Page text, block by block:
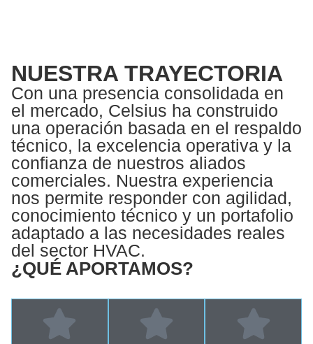
NUESTRA TRAYECTORIA
Con una presencia consolidada en
el mercado, Celsius ha construido
una operación basada en el respaldo
técnico, la excelencia operativa y la
confianza de nuestros aliados
comerciales. Nuestra experiencia
nos permite responder con agilidad,
conocimiento técnico y un portafolio
adaptado a las necesidades reales
del sector HVAC.
¿QUÉ APORTAMOS?